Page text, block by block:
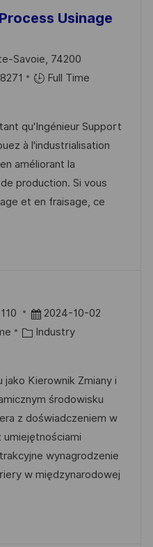
F
E
N
Usinage
Savoie, 74200
Full Time
qu'Ingénieur Support
à l'industrialisation
améliorant la
production. Si vous
et en fraisage, ce
Support Process
D
A
M
D
E
R
V
E
2024-10-02
K
E
G
O
R
I
E
Industry
jako Kierownik Zmiany i
środowisku
z doświadczeniem w
umiejętnościami
wynagrodzenie
w międzynarodowej
Zmiany R0263722